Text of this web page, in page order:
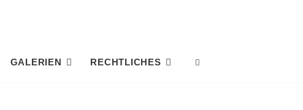
GALERIEN RECHTLICHES